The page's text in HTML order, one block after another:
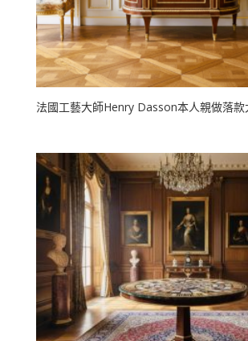
法國工藝大師Henry Dasson本人親做落